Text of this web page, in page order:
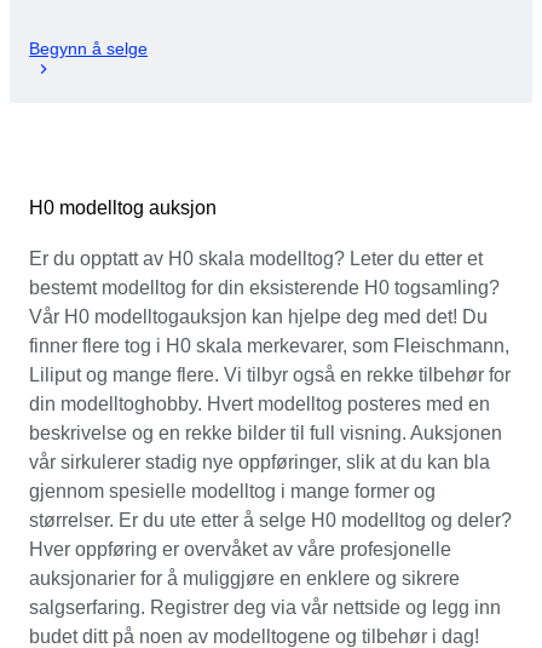
Begynn å selge
H0 modelltog auksjon
Er du opptatt av H0 skala modelltog? Leter du etter et
bestemt modelltog for din eksisterende H0 togsamling?
Vår H0 modelltogauksjon kan hjelpe deg med det! Du
finner flere tog i H0 skala merkevarer, som Fleischmann,
Liliput og mange flere. Vi tilbyr også en rekke tilbehør for
din modelltoghobby. Hvert modelltog posteres med en
beskrivelse og en rekke bilder til full visning. Auksjonen
vår sirkulerer stadig nye oppføringer, slik at du kan bla
gjennom spesielle modelltog i mange former og
størrelser. Er du ute etter å selge H0 modelltog og deler?
Hver oppføring er overvåket av våre profesjonelle
auksjonarier for å muliggjøre en enklere og sikrere
salgserfaring. Registrer deg via vår nettside og legg inn
budet ditt på noen av modelltogene og tilbehør i dag!